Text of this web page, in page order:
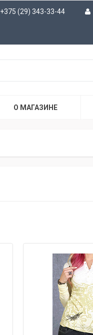
+375 (29) 343-33-44
О МАГАЗИНЕ